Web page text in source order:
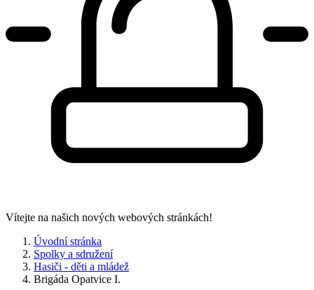
Vítejte na našich nových webových stránkách!
Úvodní stránka
Spolky a sdružení
Hasiči - děti a mládež
Brigáda Opatvice I.